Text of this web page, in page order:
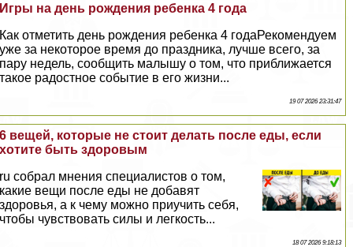
Игры на день рождения ребенка 4 года
Как отметить день рождения ребенка 4 годаРекомендуем
уже за некоторое время до праздника, лучше всего, за
пару недель, сообщить малышу о том, что приближается
такое радостное событие в его жизни...
19 07 2026 23:31:47
6 вещей, которые не стоит делать после еды, если
хотите быть здоровым
ru собрал мнения специалистов о том,
какие вещи после еды не добавят
здоровья, а к чему можно приучить себя,
чтобы чувствовать силы и легкость...
18 07 2026 9:18:13